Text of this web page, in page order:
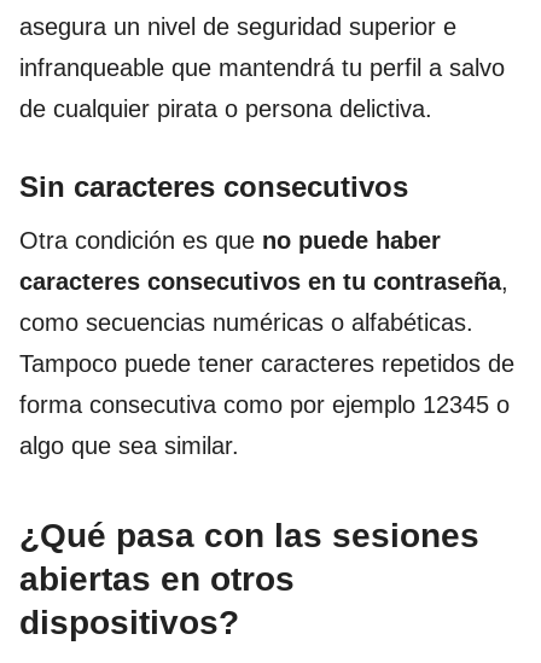
asegura un nivel de seguridad superior e
infranqueable que mantendrá tu perfil a salvo
de cualquier pirata o persona delictiva.
Sin caracteres consecutivos
Otra condición es que no puede haber
caracteres consecutivos en tu contraseña,
como secuencias numéricas o alfabéticas.
Tampoco puede tener caracteres repetidos de
forma consecutiva como por ejemplo 12345 o
algo que sea similar.
¿Qué pasa con las sesiones
abiertas en otros
dispositivos?